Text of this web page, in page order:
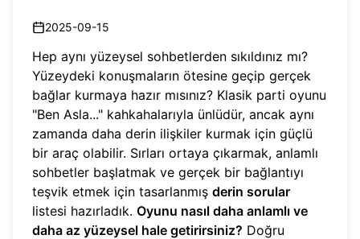
2025-09-15
Hep aynı yüzeysel sohbetlerden sıkıldınız mı?
Yüzeydeki konuşmaların ötesine geçip gerçek
bağlar kurmaya hazır mısınız? Klasik parti oyunu
"Ben Asla..." kahkahalarıyla ünlüdür, ancak aynı
zamanda daha derin ilişkiler kurmak için güçlü
bir araç olabilir. Sırları ortaya çıkarmak, anlamlı
sohbetler başlatmak ve gerçek bir bağlantıyı
teşvik etmek için tasarlanmış derin sorular
listesi hazırladık. Oyunu nasıl daha anlamlı ve
daha az yüzeysel hale getirirsiniz? Doğru